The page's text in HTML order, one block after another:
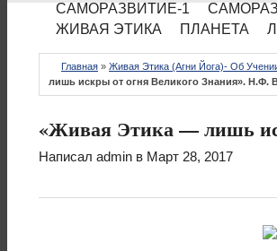
САМОРАЗВИТИЕ-1
ЖИВАЯ ЭТИКА
ПЛАНЕТА
Главная » Живая Этика (Агни Йога)- Об
лишь искры от огня Великого Знания». Н.Ф.
«Живая Этика — лишь
Написал admin в Март 28, 2017